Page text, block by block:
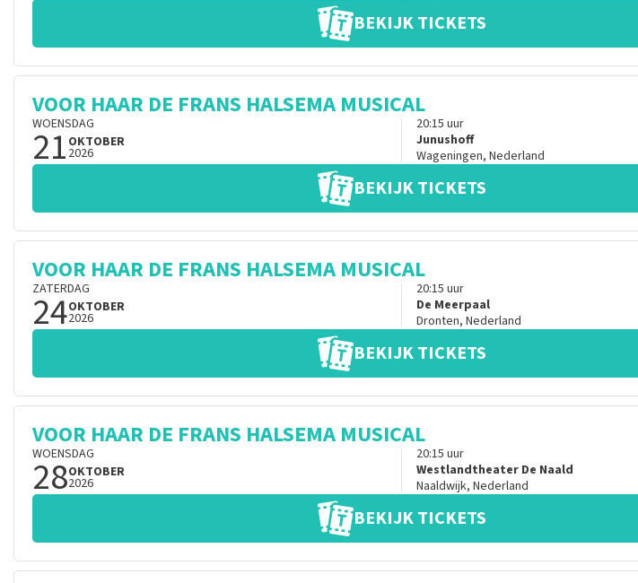
BEKIJK TICKETS
VOOR HAAR DE FRANS HALSEMA MUSICAL
WOENSDAG
21 OKTOBER
2026
20:15 uur
Junushoff
Wageningen, Nederland
BEKIJK TICKETS
VOOR HAAR DE FRANS HALSEMA MUSICAL
ZATERDAG
24OKTOBER
2026
20:15 uur
De Meerpaal
Dronten, Nederland
BEKIJK TICKETS
VOOR HAAR DE FRANS HALSEMA MUSICAL
WOENSDAG
28OKTOBER
2026
20:15 uur
Westlandtheater De Naald
Naaldwijk, Nederland
BEKIJK TICKETS